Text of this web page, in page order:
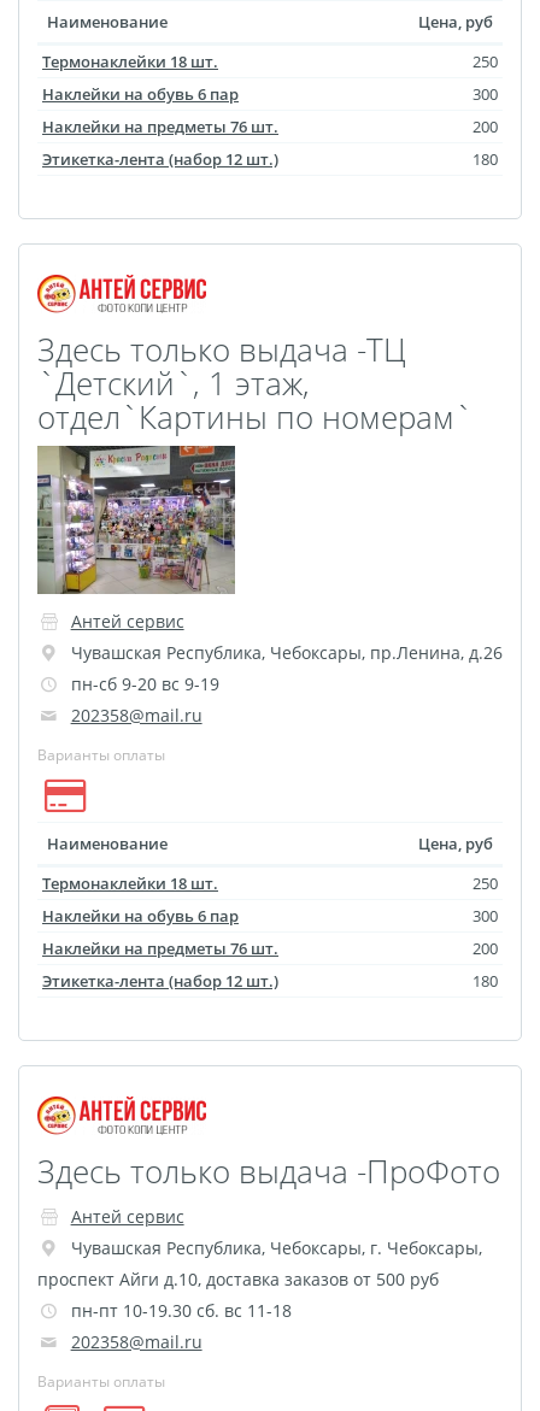
Фотокнига 56
Spotify Glass
ДЕМО ДЕМО
Рекламные конструкции
Обложки для авто
Дизайн фотокниг
Фото на носках
Таблички на дверь
Сертификат
вакцинации
Фото на толстовках
Оживающая трек
пластинка
Фреймы в фоторамках
Постеры с дизайном
Ламинирование
Фотострипы
Фотокарточки в стиле
Инстаграм
Календарь на холсте
Новогодние мешки для
подарков
Школьный дневник
Сшивка документов
Бейджи
Наклейки для
Лазерная гравировка
сертификаты
Металлические
таблички
Фотокарточки в стиле
Инстакс
Фото на украшениях
Наименование
Цена, руб
Термонаклейки 18 шт.
250
Наклейки на обувь 6 пар
300
Наклейки на предметы 76 шт.
200
Этикетка-лента (набор 12 шт.)
180
Здесь только выдача -ТЦ
`Детский`, 1 этаж,
отдел`Картины по номерам`
Антей сервис
Чувашская Республика, Чебоксары, пр.Ленина, д.26
пн-сб 9-20 вс 9-19
202358@mail.ru
Варианты оплаты
Наименование
Цена, руб
Термонаклейки 18 шт.
250
Наклейки на обувь 6 пар
300
Наклейки на предметы 76 шт.
200
Этикетка-лента (набор 12 шт.)
180
Здесь только выдача -ПроФото
Антей сервис
Чувашская Республика, Чебоксары, г. Чебоксары,
проспект Айги д.10, доставка заказов от 500 руб
пн-пт 10-19.30 сб. вс 11-18
202358@mail.ru
Варианты оплаты